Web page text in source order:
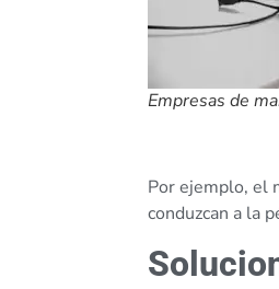
Empresas de
Por ejemplo, el
conduzcan a la